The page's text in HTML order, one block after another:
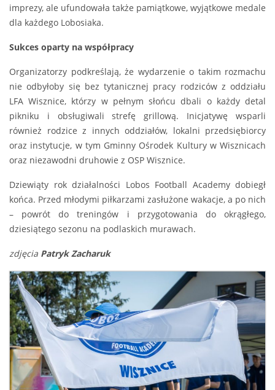
imprezy, ale ufundowała także pamiątkowe, wyjątkowe medale
dla każdego Lobosiaka.
Sukces oparty na współpracy
Organizatorzy podkreślają, że wydarzenie o takim rozmachu
nie odbyłoby się bez tytanicznej pracy rodziców z oddziału
LFA Wisznice, którzy w pełnym słońcu dbali o każdy detal
pikniku i obsługiwali strefę grillową. Inicjatywę wsparli
również rodzice z innych oddziałów, lokalni przedsiębiorcy
oraz instytucje, w tym Gminny Ośrodek Kultury w Wisznicach
oraz niezawodni druhowie z OSP Wisznice.
Dziewiąty rok działalności Lobos Football Academy dobiegł
końca. Przed młodymi piłkarzami zasłużone wakacje, a po nich
– powrót do treningów i przygotowania do okrągłego,
dziesiątego sezonu na podlaskich murawach.
zdjęcia Patryk Zacharuk